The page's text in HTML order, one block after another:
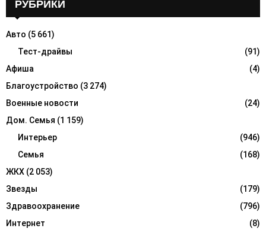
o
R
C
H
РУБРИКИ
Авто (5 661)
Тест-драйвы
(91)
Афиша
(4)
Благоустройство (3 274)
Военные новости
(24)
Дом. Семья (1 159)
Интерьер
(946)
Семья
(168)
ЖКХ (2 053)
Звезды
(179)
Здравоохранение
(796)
Интернет
(8)